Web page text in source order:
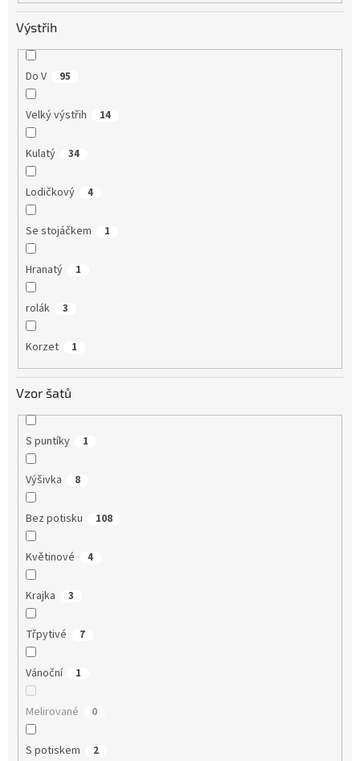
Výstřih
Do V 95
Velký výstřih 14
Kulatý 34
Lodičkový 4
Se stojáčkem 1
Hranatý 1
rolák 3
Korzet 1
Vzor šatů
S puntíky 1
Výšivka 8
Bez potisku 108
Květinové 4
Krajka 3
Třpytivé 7
Vánoční 1
Melirované 0
S potiskem 2